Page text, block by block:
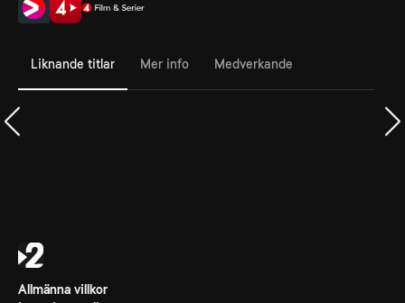
Liknande titlar Mer info Medverkande
Allmänna villkor